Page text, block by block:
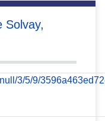
Solvay,